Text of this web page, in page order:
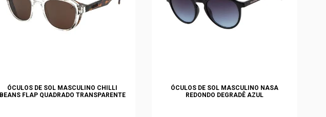
ÓCULOS DE SOL MASCULINO CHILLI
BEANS FLAP QUADRADO TRANSPARENTE
ÓCULOS DE SOL MASCULINO NASA
REDONDO DEGRADÊ AZUL